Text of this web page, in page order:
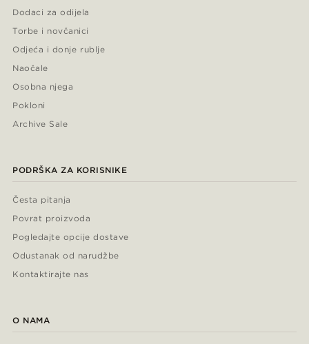
Dodaci za odijela
Torbe i novčanici
Odjeća i donje rublje
Naočale
Osobna njega
Pokloni
Archive Sale
PODRŠKA ZA KORISNIKE
Česta pitanja
Povrat proizvoda
Pogledajte opcije dostave
Odustanak od narudžbe
Kontaktirajte nas
O NAMA